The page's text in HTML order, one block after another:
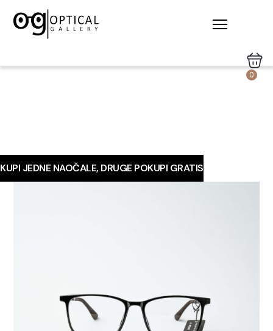
0
KUPI JEDNE NAOČALE, DRUGE POKUPI GRATIS